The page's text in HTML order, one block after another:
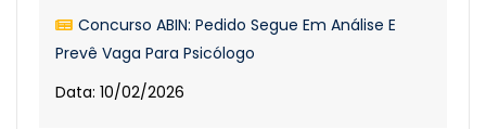
Concurso ABIN: Pedido Segue Em Análise E
Prevê Vaga Para Psicólogo
Data: 10/02/2026